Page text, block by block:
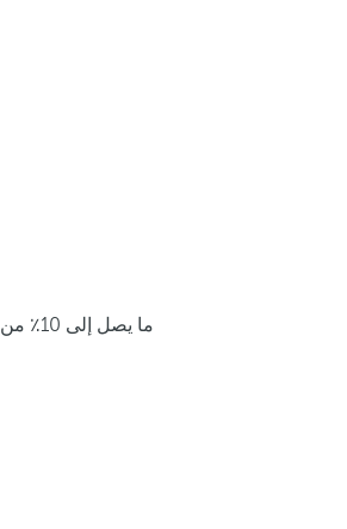
ما يصل إلى 10٪ من إضافية لكل غرفة تراكم